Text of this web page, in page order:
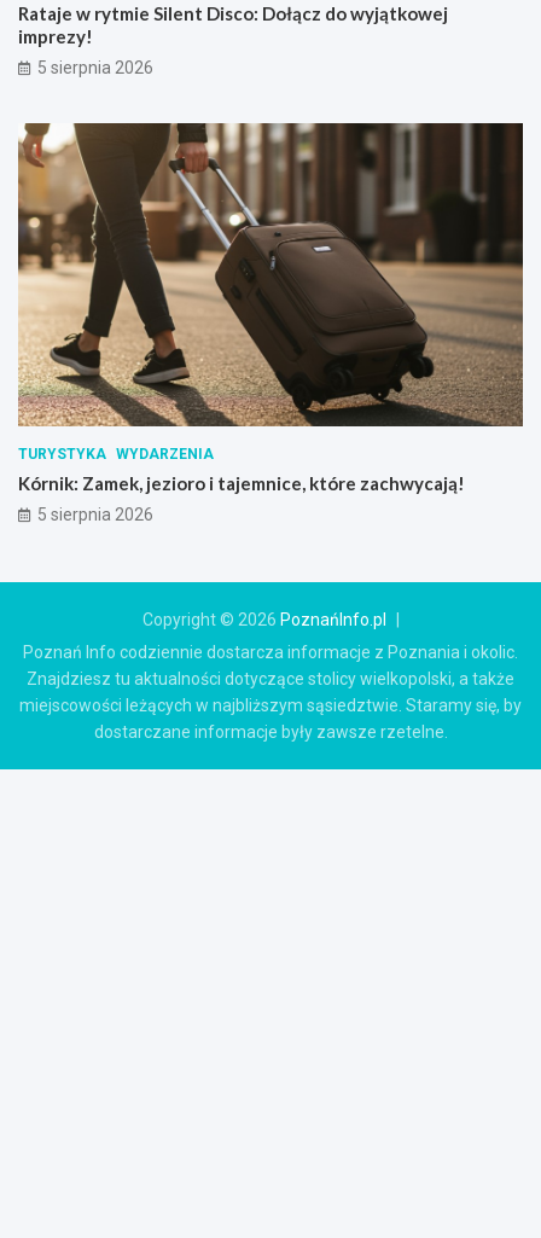
Rataje w rytmie Silent Disco: Dołącz do wyjątkowej
imprezy!
5 sierpnia 2026
TURYSTYKA WYDARZENIA
Kórnik: Zamek, jezioro i tajemnice, które zachwycają!
5 sierpnia 2026
Copyright © 2026 PoznańInfo.pl
Poznań Info codziennie dostarcza informacje z Poznania i okolic.
Znajdziesz tu aktualności dotyczące stolicy wielkopolski, a także
miejscowości leżących w najbliższym sąsiedztwie. Staramy się, by
dostarczane informacje były zawsze rzetelne.